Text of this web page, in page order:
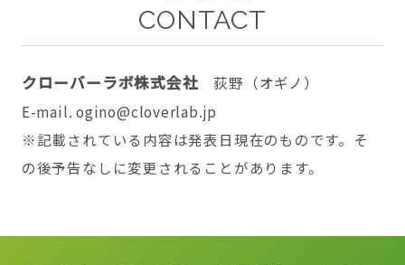
CONTACT
クローバーラボ株式会社 荻野（オギノ）
E-mail. ogino@cloverlab.jp
※記載されている内容は発表日現在のものです。そ
の後予告なしに変更されることがあります。